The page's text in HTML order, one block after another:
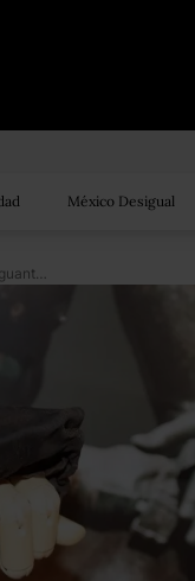
México Desigual
El excepcional hallazgo de unos guantes de boxeo de la época romana en una excavación en Reino Unido